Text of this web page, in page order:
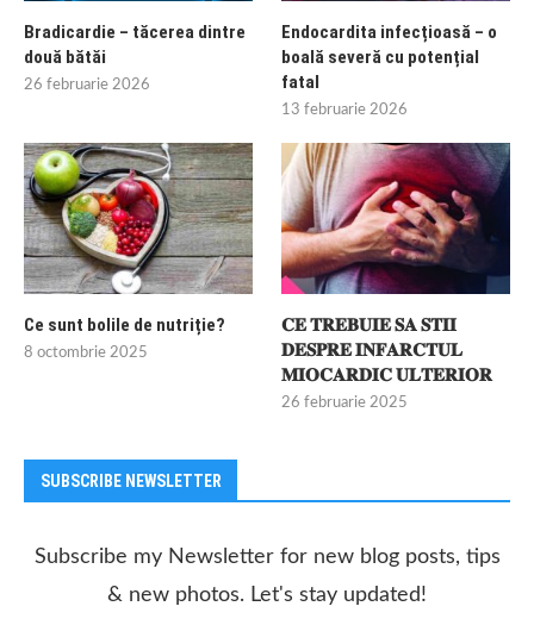
Bradicardie – tăcerea dintre
două bătăi
26 februarie 2026
Endocardita infecțioasă – o
boală severă cu potențial
fatal
13 februarie 2026
Ce sunt bolile de nutriție?
8 octombrie 2025
𝐂𝐄 𝐓𝐑𝐄𝐁𝐔𝐈𝐄 𝐒𝐀 𝐒𝐓𝐈𝐈
𝐃𝐄𝐒𝐏𝐑𝐄 𝐈𝐍𝐅𝐀𝐑𝐂𝐓𝐔𝐋
𝐌𝐈𝐎𝐂𝐀𝐑𝐃𝐈𝐂 𝐔𝐋𝐓𝐄𝐑𝐈𝐎𝐑
26 februarie 2025
SUBSCRIBE NEWSLETTER
Subscribe my Newsletter for new blog posts, tips
& new photos. Let's stay updated!